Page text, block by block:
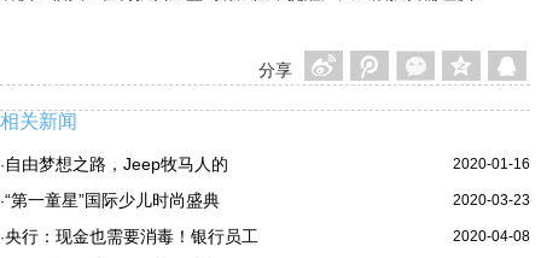
分享
相关新闻
2020-01-16
· 自由梦想之路，Jeep牧马人的
2020-03-23
·“第一童星”国际少儿时尚盛典
2020-04-08
·央行：现金也需要消毒！银行员工